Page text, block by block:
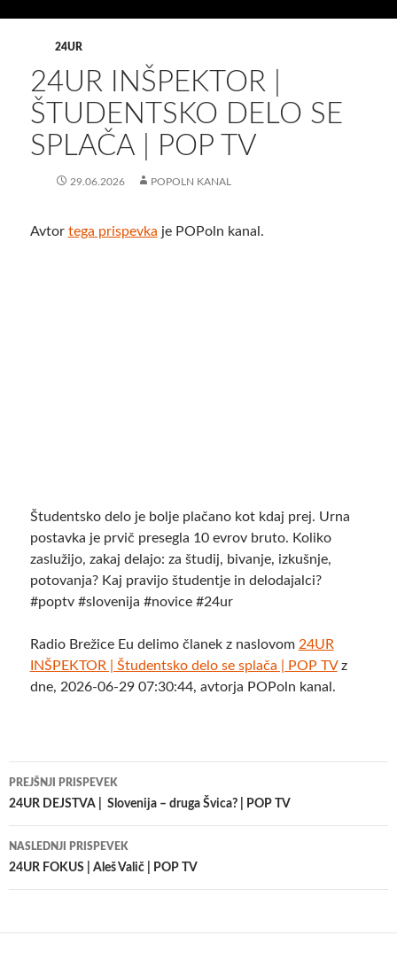
24UR
24UR INŠPEKTOR |
ŠTUDENTSKO DELO SE
SPLAČA | POP TV
29.06.2026 POPOLN KANAL
Avtor tega prispevka je POPoln kanal.
Študentsko delo je bolje plačano kot kdaj prej. Urna
postavka je prvič presegla 10 evrov bruto. Koliko
zaslužijo, zakaj delajo: za študij, bivanje, izkušnje,
potovanja? Kaj pravijo študentje in delodajalci?
#poptv #slovenija #novice #24ur
Radio Brežice Eu delimo članek z naslovom 24UR
INŠPEKTOR | Študentsko delo se splača | POP TVz
dne, 2026-06-29 07:30:44, avtorja POPoln kanal.
Krmarjenje
po
prispevkih
PREJŠNJI PRISPEVEK
24UR DEJSTVA | Slovenija – druga Švica? | POP TV
NASLEDNJI PRISPEVEK
24UR FOKUS | Aleš Valič | POP TV